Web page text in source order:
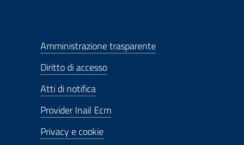
Amministrazione trasparente
Diritto di accesso
Atti di notifica
Provider Inail Ecm
Privacy e cookie